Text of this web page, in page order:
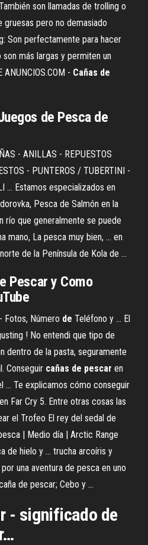
son llamadas de trolling o
gruesas pero no demasiado
Son perfectamente para hacer
más largas y permiten un
- Cañas de
de Pesca de
- ANILLAS - REPUESTOS
- PUNTEROS / TUBERTINI -
... Estamos especializados en
Pesca de Salmón en la
río que generalmente se puede
mano, La pesca muy bien, ... en
de la Península de Kola de ...
Pescar y Como
- Fotos, Número de Teléfono y ... El
! No entendi que tipo de
dentro de la pasta, seguramente
Conseguir cañas de pescar en
... Te explicamos cómo conseguir
Far Cry 5. Entre otras cosas las
el Trofeo El rey del sedal de
| Medio día | Arctic Range
de hielo y ... trucha arcoíris y
una aventura de pesca en uno
de pescar; Cebo y ...
- significado de
…